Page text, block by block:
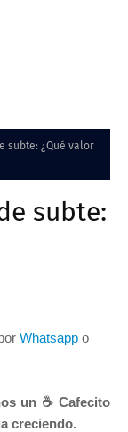
subte: ¿Qué valor
subte:
Whatsapp o
un ☕ Cafecito
creciendo.